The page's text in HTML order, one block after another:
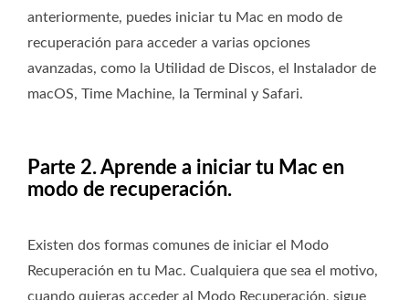
anteriormente, puedes iniciar tu Mac en modo de
recuperación para acceder a varias opciones
avanzadas, como la Utilidad de Discos, el Instalador de
macOS, Time Machine, la Terminal y Safari.
Parte 2. Aprende a iniciar tu Mac en
modo de recuperación.
Existen dos formas comunes de iniciar el Modo
Recuperación en tu Mac. Cualquiera que sea el motivo,
cuando quieras acceder al Modo Recuperación, sigue